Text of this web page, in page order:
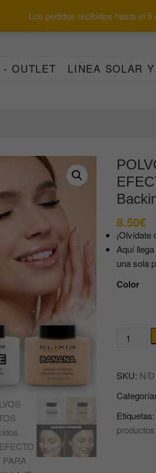
Los pedidos recibidos hasta el
- OUTLET LINEA SOLAR
8.50€
¡Olvídate
Aquí
una sola
Color
POLVOS
SUELTOS
CON
EFECTO
MATE
PARA
SKU: N/D
Etiquetas: